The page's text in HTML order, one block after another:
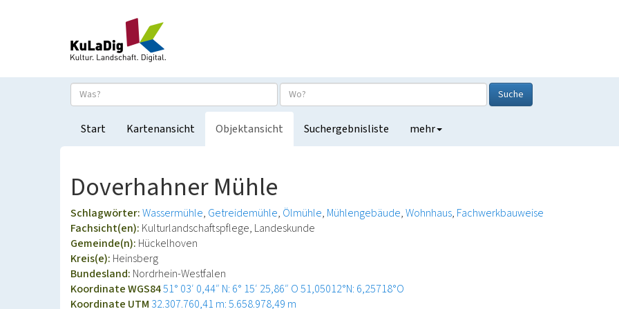
Suche
Start Kartenansicht Objektansicht Suchergebnisliste mehr
Doverhahner Mühle
Schlagwörter:Wassermühle Getreidemühle Ölmühle Mühlengebäude Wohnhaus Fachwerkbauweise
Fachsicht(en): Kulturlandschaftspflege, Landeskunde
Gemeinde(n): Hückelhoven
Kreis(e): Heinsberg
Bundesland: Nordrhein-Westfalen
Koordinate WGS8451° 03′ 0,44″ N: 6° 15′ 25,86″ O51,05012°N: 6,25718°O
Koordinate UTM 32.307.760,41 m: 5.658.978,49 m